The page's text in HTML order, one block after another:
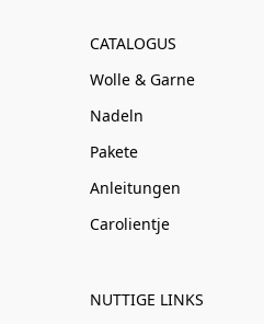
CATALOGUS
Wolle & Garne
Nadeln
Pakete
Anleitungen
Carolientje
NUTTIGE LINKS